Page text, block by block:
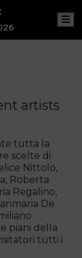
artists
tutta la
scelte di
Nittolo,
Roberta
Regalino,
De
piani della
tutti i